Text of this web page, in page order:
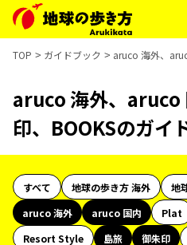
TOP ガイドブック aruco 海外、
aruco 海外、aruco
印、BOOKSのガイ
すべて 地球の歩き方 海外
地
aruco 海外
aruco 国内 Plat
Resort Style
島旅 御朱印